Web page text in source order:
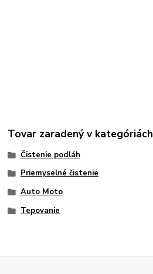
Tovar zaradený v kategóriách
Čistenie podláh
Priemyselné čistenie
Auto Moto
Tepovanie